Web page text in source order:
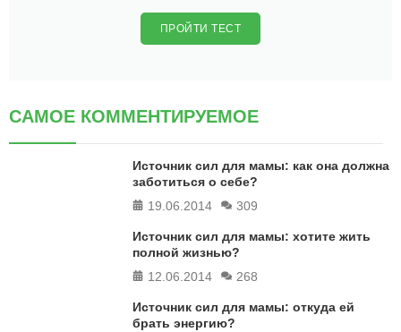
ПРОЙТИ ТЕСТ
САМОЕ КОММЕНТИРУЕМОЕ
Источник сил для мамы: как она должна
заботиться о себе?
19.06.2014
309
Источник сил для мамы: хотите жить
полной жизнью?
12.06.2014
268
Источник сил для мамы: откуда ей
брать энергию?